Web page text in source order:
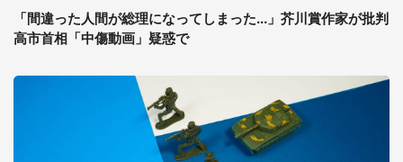
「間違った人間が総理になってしまった...」芥川賞作家が批判
高市首相「中傷動画」疑惑で